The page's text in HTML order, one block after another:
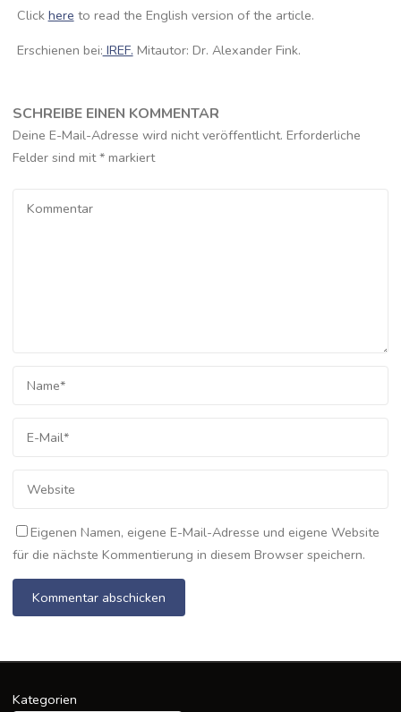
Click here to read the English version of the article.
Erschienen bei: IREF. Mitautor: Dr. Alexander Fink.
SCHREIBE EINEN KOMMENTAR
Deine E-Mail-Adresse wird nicht veröffentlicht. Erforderliche
Felder sind mit* markiert
Eigenen Namen, eigene E-Mail-Adresse und eigene Website
für die nächste Kommentierung in diesem Browser speichern.
Kategorien